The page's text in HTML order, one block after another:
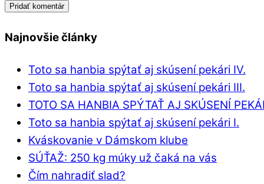
Najnovšie články
Toto sa hanbia spýtať aj skúsení pekári IV.
Toto sa hanbia spýtať aj skúsení pekári III.
TOTO SA HANBIA SPÝTAŤ AJ SKÚSENÍ
Toto sa hanbia spýtať aj skúsení pekári I.
Kváskovanie v Dámskom klube
SÚŤAŽ: 250 kg múky už čaká na vás
Čím nahradiť slad?